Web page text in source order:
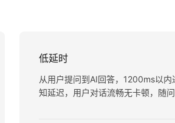
低延时
从用户提问到AI回答，1200ms以内
知延迟，用户对话流畅无卡顿，随问